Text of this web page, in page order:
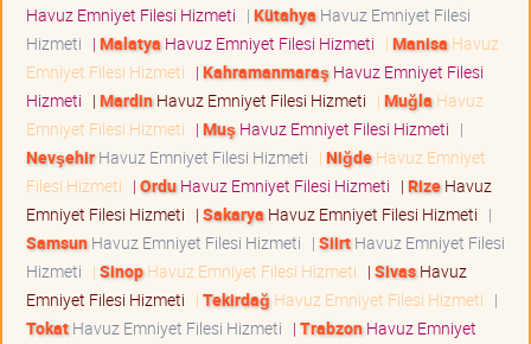
Havuz Emniyet Filesi Hizmeti | Kütahya Havuz Emniyet Filesi
Hizmeti | Malatya Havuz Emniyet Filesi Hizmeti | Manisa Havuz
Emniyet Filesi Hizmeti | Kahramanmaraş Havuz Emniyet Filesi
Hizmeti | MardinHavuz Emniyet Filesi Hizmeti | Muğla Havuz
Emniyet Filesi Hizmeti | Muş Havuz Emniyet Filesi Hizmeti |
NevşehirHavuz Emniyet Filesi Hizmeti | NiğdeHavuz Emniyet
Filesi Hizmeti | OrduHavuz Emniyet Filesi Hizmeti | RizeHavuz
Emniyet Filesi Hizmeti | Sakarya Havuz Emniyet Filesi Hizmeti |
SamsunHavuz Emniyet Filesi Hizmeti | SiirtHavuz Emniyet Filesi
Hizmeti | SinopHavuz Emniyet Filesi Hizmeti | SivasHavuz
Emniyet Filesi Hizmeti | Tekirdağ Havuz Emniyet Filesi Hizmeti |
TokatHavuz Emniyet Filesi Hizmeti | TrabzonHavuz Emniyet